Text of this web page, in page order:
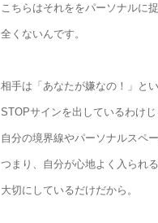
こちらはそれををパーソナルに
全くないんです。
相手は「あなたが嫌なの！」と
STOPサインを出しているわけ
自分の境界線やパーソナルスペー
つまり、自分が心地よく入られ
大切にしているだけだから。